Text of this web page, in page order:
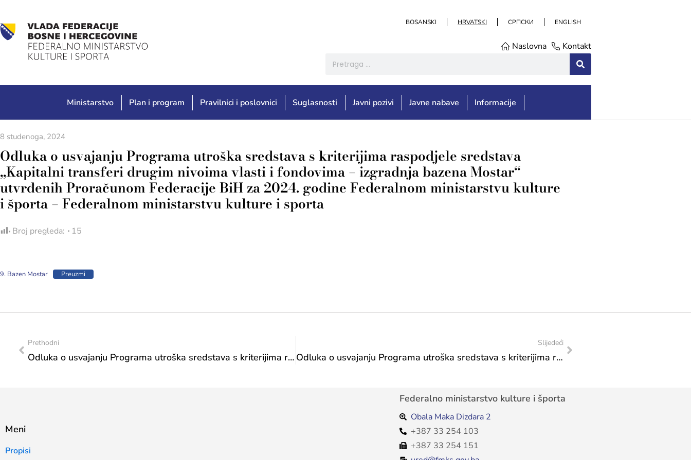
BOSANSKI HRVATSKI СРПСКИ ENGLISH
Naslovna Kontakt
Ministarstvo Plan i program Pravilnici i poslovnici Suglasnosti Javni pozivi Javne nabave Informacije
8 studenoga, 2024
Odluka o usvajanju Programa utroška sredstava s kriterijima raspodjele sredstava
„Kapitalni transferi drugim nivoima vlasti i fondovima – izgradnja bazena Mostar“
utvrđenih Proračunom Federacije BiH za 2024. godine Federalnom ministarstvu kulture
i športa – Federalnom ministarstvu kulture i sporta
Broj pregleda: 15
9. Bazen Mostar Preuzmi
Prethodni
Odluka o usvajanju Programa utroška sredstava s kriterijima raspodjele sredstava „Subvencije javnim poduzećima – sufinanciranje rada JP Filmski centar Sarajevo za očuvanje i zaštitu filmske građe“ utvrđenih Proračunom Federacije BiH za 2024. godine Federalnom ministarstvu kulture i športa – Federalnom ministarstvu kulture i sporta
Slijedeći
Odluka o usvajanju Programa utroška sredstava s kriterijima raspodjele sredstava „Tekući transferi drugim nivoima vlasti i fondovima – Sportske igre mladih“ utvrđenih Proračunom Federacije BiH za 2024. godine Federalnom ministarstvu kulture i športa – Federalnom ministarstvu kulture i sporta
Meni
Propisi
Federalno ministarstvo kulture i športa
Obala Maka Dizdara 2
+387 33 254 103
+387 33 254 151